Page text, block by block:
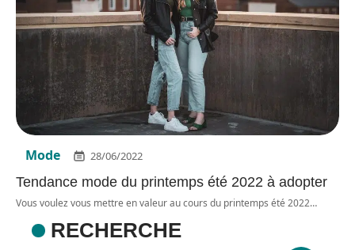
Mode 28/06/2022
Tendance mode du printemps été 2022 à adopter
Vous voulez vous mettre en valeur au cours du printemps été 2022…
RECHERCHE